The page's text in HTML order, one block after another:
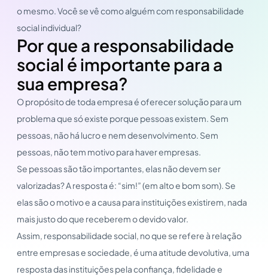
o mesmo. Você se vê como alguém com responsabilidade
social individual?
Por que a responsabilidade
social é importante para a
sua empresa?
O propósito de toda empresa é oferecer solução para um
problema que só existe porque pessoas existem. Sem
pessoas, não há lucro e nem desenvolvimento. Sem
pessoas, não tem motivo para haver empresas.
Se pessoas são tão importantes, elas não devem ser
valorizadas? A resposta é: “sim!” (em alto e bom som). Se
elas são o motivo e a causa para instituições existirem, nada
mais justo do que receberem o devido valor.
Assim, responsabilidade social, no que se refere à relação
entre empresas e sociedade, é uma atitude devolutiva, uma
resposta das instituições pela confiança, fidelidade e